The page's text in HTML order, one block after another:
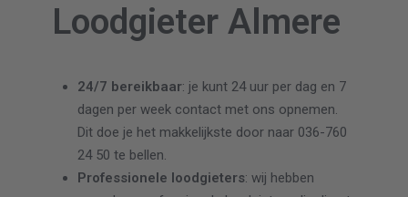
Loodgieter Almere
24/7 bereikbaar: je kunt 24 uur per dag en 7
dagen per week contact met ons opnemen.
Dit doe je het makkelijkste door naar 036-760
24 50 te bellen.
Professionele loodgieters: wij hebben